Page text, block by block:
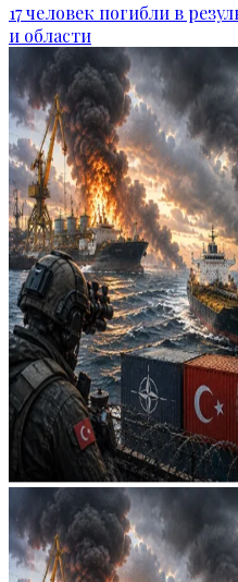
17 человек погибли в
и области